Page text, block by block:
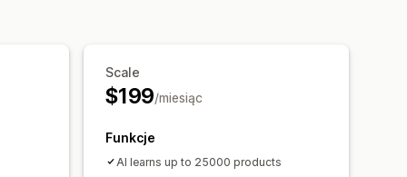
Sprzedaż krzyżowa
Wiadomości powitalne
czatu Awatar agenta
Scale
$199/miesiąc
Funkcje
AI learns up to 25000 products